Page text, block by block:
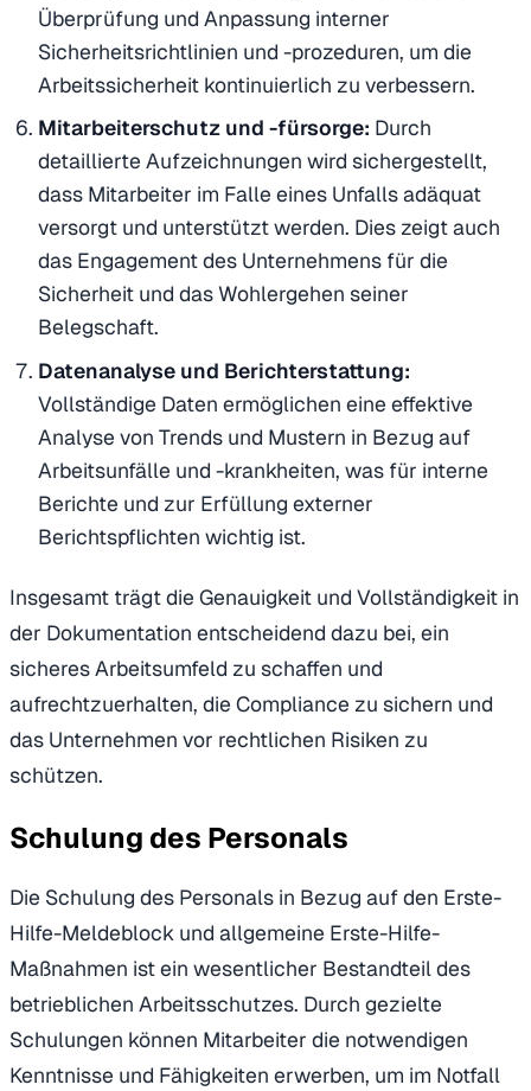
Überprüfung und Anpassung interner
Sicherheitsrichtlinien und -prozeduren, um die
Arbeitssicherheit kontinuierlich zu verbessern.
Mitarbeiterschutz und -fürsorge: Durch
detaillierte Aufzeichnungen wird sichergestellt,
dass Mitarbeiter im Falle eines Unfalls adäquat
versorgt und unterstützt werden. Dies zeigt auch
das Engagement des Unternehmens für die
Sicherheit und das Wohlergehen seiner
Belegschaft.
Datenanalyse und Berichterstattung:
Vollständige Daten ermöglichen eine effektive
Analyse von Trends und Mustern in Bezug auf
Arbeitsunfälle und -krankheiten, was für interne
Berichte und zur Erfüllung externer
Berichtspflichten wichtig ist.
Insgesamt trägt die Genauigkeit und Vollständigkeit in
der Dokumentation entscheidend dazu bei, ein
sicheres Arbeitsumfeld zu schaffen und
aufrechtzuerhalten, die Compliance zu sichern und
das Unternehmen vor rechtlichen Risiken zu
schützen.
Schulung des Personals
Die Schulung des Personals in Bezug auf den Erste-
Hilfe-Meldeblock und allgemeine Erste-Hilfe-
Maßnahmen ist ein wesentlicher Bestandteil des
betrieblichen Arbeitsschutzes. Durch gezielte
Schulungen können Mitarbeiter die notwendigen
Kenntnisse und Fähigkeiten erwerben, um im Notfall